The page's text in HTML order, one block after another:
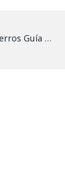
Escuela para Entrenamiento de Perros Guía para Ciegos I.A.P. solicita apoyo para no cerrar